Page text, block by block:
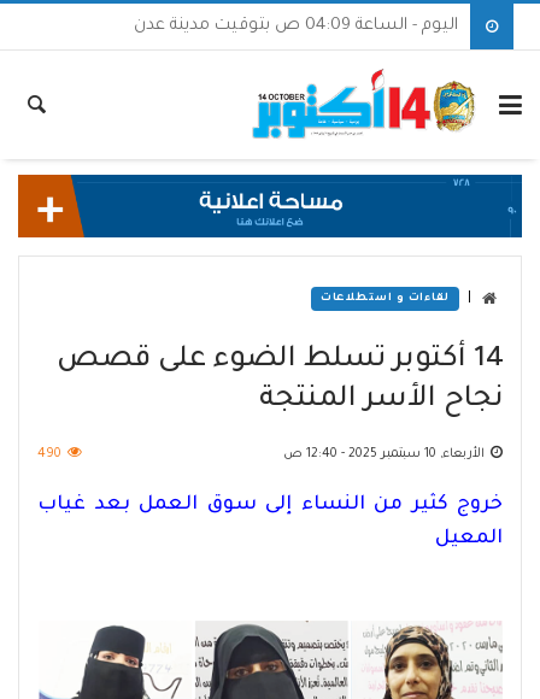
اليوم - الساعة 04:09 ص بتوقيت مدينة عدن
لقاءات و استطلاعات
14 أكتوبر تسلط الضوء على قصص
نجاح الأسر المنتجة
الأربعاء, 10 سبتمبر 2025 - 12:40 ص 490
خروج كثير من النساء إلى سوق العمل بعد غياب
المعيل